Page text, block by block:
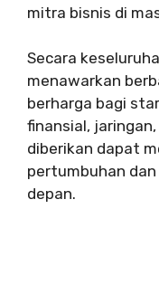
mitra bisnis di
Secara
menawarkan
berharga bagi
finansial,
diberikan dapat
pertumbuhan
depan.